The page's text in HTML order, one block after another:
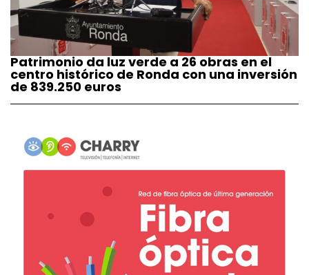
Patrimonio da luz verde a 26 obras en el
centro histórico de Ronda con una inversión
de 839.250 euros